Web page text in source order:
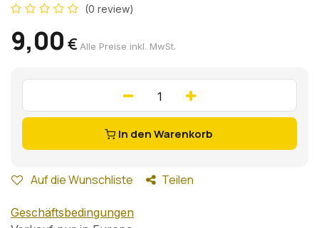
(0 review)
9,00 €Alle Preise inkl. MwSt.
In den Warenkorb
Auf die Wunschliste Teilen
Geschäftsbedingungen